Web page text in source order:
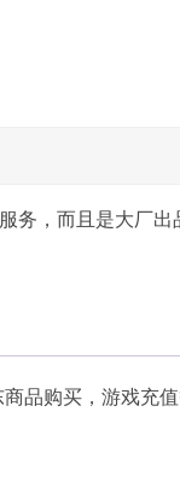
务，而且是大厂出
品购买，游戏充